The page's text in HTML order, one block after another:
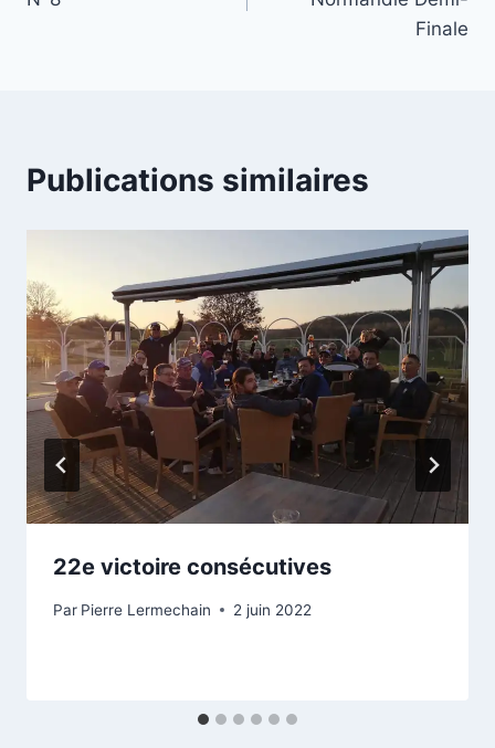
Finale
Publications similaires
22e victoire consécutives
Par Pierre Lermechain 2 juin 2022